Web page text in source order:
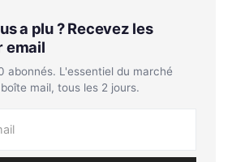
a plu ? Recevez les
email
abonnés. L'essentiel du marché
mail, tous les 2 jours.